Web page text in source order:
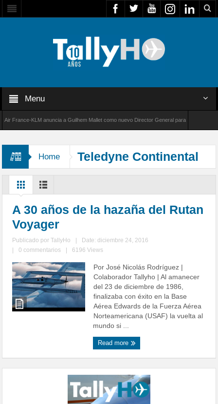
Menu
KLM anuncia a Guilhem Mallet como nuevo Director General para América Latina
Home Teledyne Continental
A 30 años de la hazaña del Rutan
Voyager
Publicado porTallyHo
Date: diciembre 24, 2016
0 commentarios 6196 Views
Por José Nicolás Rodríguez |
Colaborador Tallyho | Al amanecer
del 23 de diciembre de 1986,
finalizaba con éxito en la Base
Aérea Edwards de la Fuerza Aérea
Norteamericana (USAF) la vuelta al
mundo si ...
Read more